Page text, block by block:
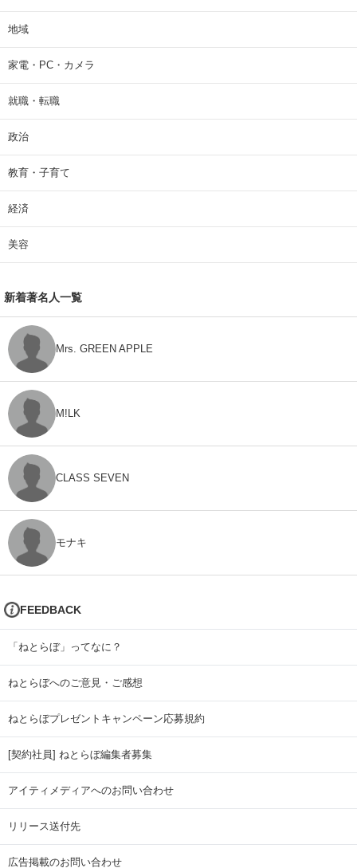
地域
家電・PC・カメラ
就職・転職
政治
教育・子育て
経済
美容
新着著名人一覧
Mrs. GREEN APPLE
M!LK
CLASS SEVEN
モナキ
FEEDBACK
「ねとらぼ」ってなに？
ねとらぼへのご意見・ご感想
ねとらぼプレゼントキャンペーン応募規約
[契約社員] ねとらぼ編集者募集
アイティメディアへのお問い合わせ
リリース送付先
広告掲載のお問い合わせ